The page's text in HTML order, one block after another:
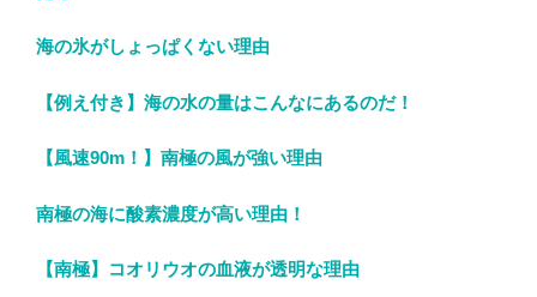
海の氷がしょっぱくない理由
【例え付き】海の水の量はこんなにあるのだ！
【風速90m！】南極の風が強い理由
南極の海に酸素濃度が高い理由！
【南極】コオリウオの血液が透明な理由